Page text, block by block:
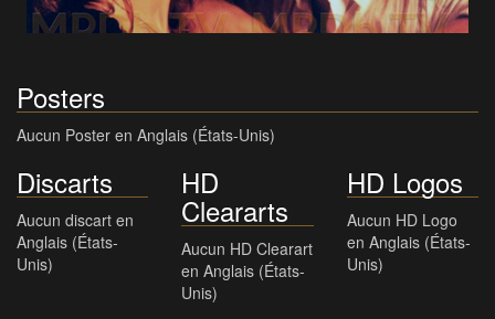
Posters
Aucun Poster en Anglais (États-Unis)
Discarts
Aucun discart en
Anglais (États-
Unis)
HD
Cleararts
Aucun HD Clearart
en Anglais (États-
Unis)
HD Logos
Aucun HD Logo
en Anglais (États-
Unis)